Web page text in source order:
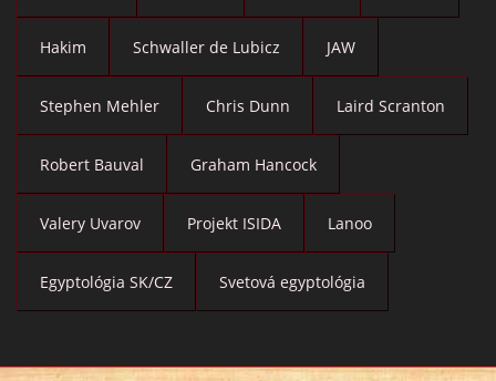
Hakim Schwaller de Lubicz JAW
Stephen Mehler Chris Dunn Laird Scranton
Robert Bauval Graham Hancock
Valery Uvarov Projekt ISIDA Lanoo
Egyptológia SK/CZ Svetová egyptológia